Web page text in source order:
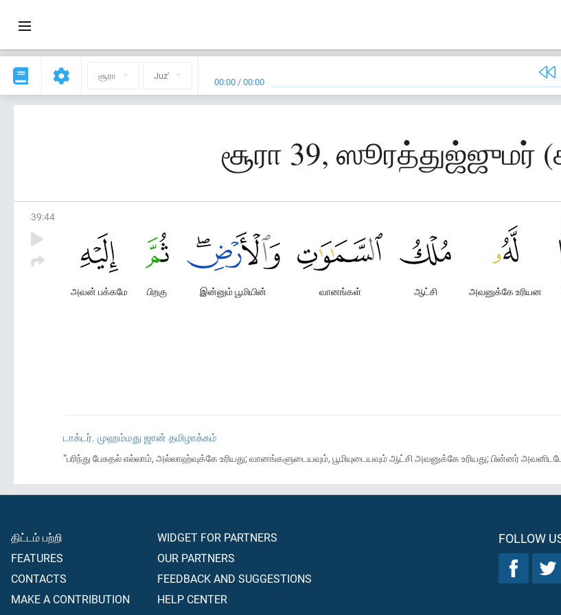
சூரா Juz' 00:00 /00:00
சூரா 39, ஸூரத்துஜ்ஜுமர்
39:44
அவனுக்கே உரியன
ஆட்சி
வானங்கள்
இன்னும் பூமியின்
பிறகு
அவன் பக்கமே
டாக்டர். முஹம்மது ஜான் தமிழாக்கம்
“பரிந்து பேசுதல் எல்லாம், அல்லாஹ்வுக்கே உரியது; வானங்களுடையவும், பூமியுடையவும் ஆட்சி அவனுக்கே உரியது; பின்னர்
திட்டம் பற்றி
FEATURES
CONTACTS
MAKE A CONTRIBUTION
WIDGET FOR PARTNERS
OUR PARTNERS
FEEDBACK AND SUGGESTIONS
HELP CENTER
FOLLOW